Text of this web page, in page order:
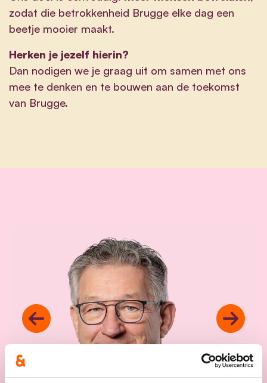
zodat die betrokkenheid Brugge elke dag een
beetje mooier maakt.
Herken je jezelf hierin?
Dan nodigen we je graag uit om samen met ons
mee te denken en te bouwen aan de toekomst
van Brugge.
Previous Next